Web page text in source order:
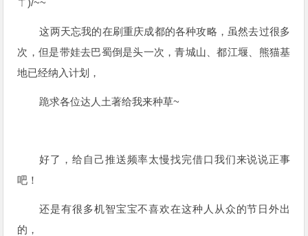
ㄒ)/~~
这两天忘我的在刷重庆成都的各种攻略，虽然去过很多
次，但是带娃去巴蜀倒是头一次，青城山、都江堰、熊猫基
地已经纳入计划，
跪求各位达人土著给我来种草~
好了，给自己推送频率太慢找完借口我们来说说正事
吧！
还是有很多机智宝宝不喜欢在这种人从众的节日外出
的，